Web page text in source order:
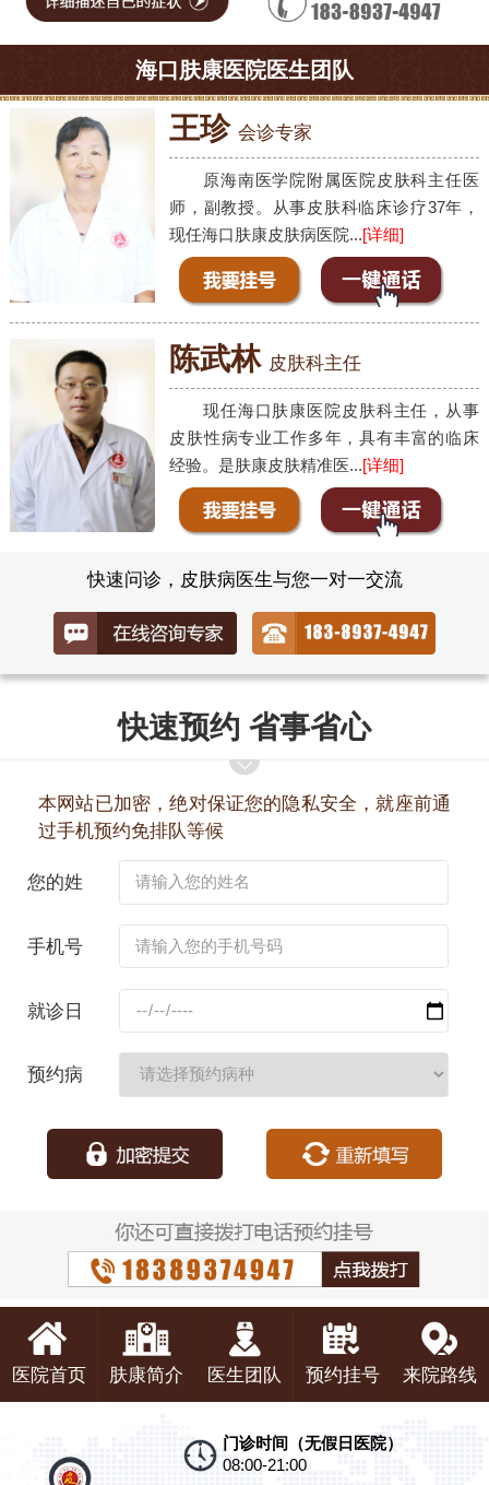
海口肤康医院医生团队
王珍 会诊专家
原海南医学院附属医院皮肤科主任医
师，副教授。从事皮肤科临床诊疗37年，
现任海口肤康皮肤病医院...[详细]
陈武林 皮肤科主任
现任海口肤康医院皮肤科主任，从事
皮肤性病专业工作多年，具有丰富的临床
经验。是肤康皮肤精准医...[详细]
快速问诊，皮肤病医生与您一对一交流
快速预约 省事省心
本网站已加密，绝对保证您的隐私安全，就座前通
过手机预约免排队等候
您的姓
手机号
就诊日
预约病
医院首页 肤康简介 医生团队 预约挂号 来院路线
门诊时间（无假日医院）
08:00-21:00